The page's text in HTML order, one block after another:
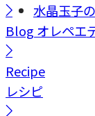
水晶玉子
Blog オレペエ
Recipe
レシピ